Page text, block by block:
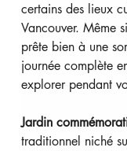
certains des lieux
Vancouver. Même
prête bien à une
journée complète
explorer pendant
Jardin
traditionnel niché